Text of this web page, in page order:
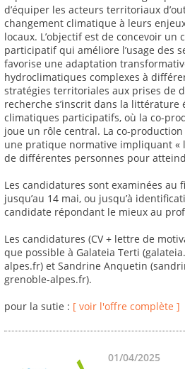
d’équiper les acteurs territoriaux
changement climatique à leurs
locaux. L’objectif est de concevoir un
participatif qui améliore l’usage des
favorise une adaptation
hydroclimatiques complexes à
stratégies territoriales aux prises de
recherche s’inscrit dans la littérature
climatiques participatifs, où la co-
joue un rôle central. La co-
une pratique normative impliquant «
de différentes personnes pour
Les candidatures sont examinées au
jusqu’au 14 mai, ou jusqu’à
candidate répondant le mieux au
Les candidatures (CV + lettre de
que possible à Galateia Terti
alpes.fr) et Sandrine Anquetin
grenoble-alpes.fr).
pour la sutie : [ voir l'offre complète ]
01/04/2025